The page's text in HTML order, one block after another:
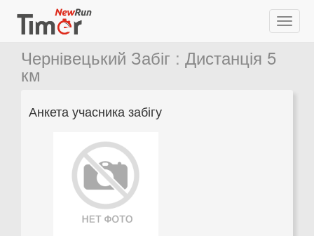
Чернівецький Забіг : Дистанція 5
км
Анкета учасника забігу